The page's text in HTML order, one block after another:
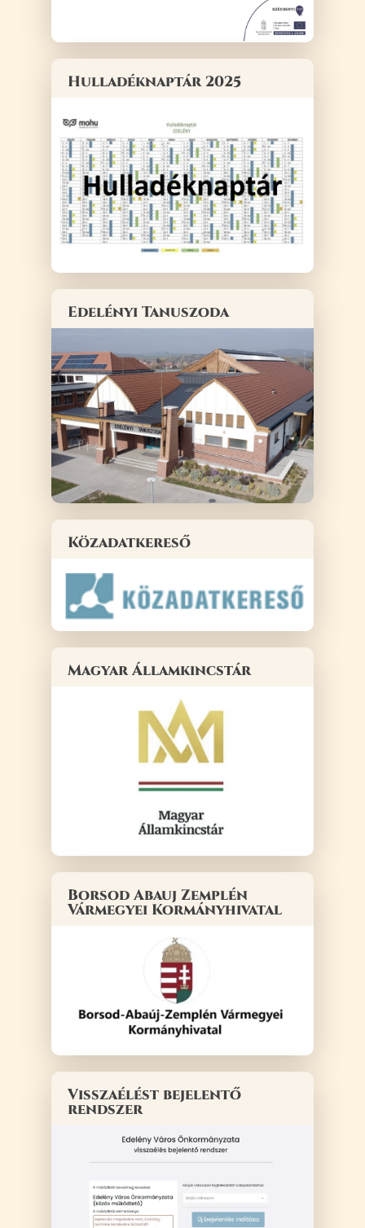
Hulladéknaptár 2025
Edelényi Tanuszoda
Közadatkereső
Magyar Államkincstár
Borsod Abauj Zemplén
Vármegyei Kormányhivatal
Visszaélést bejelentő
rendszer